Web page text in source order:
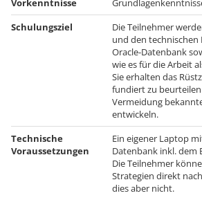
Vorkenntnisse
Schulungsziel
Die Teilnehmer
und den
Oracle-Datenbank
wie es für die Arbeit
Sie erhalten das
fundiert zu
Vermeidung
entwickeln.
Technische
Voraussetzungen
Ein eigener Laptop
Datenbank inkl. dem
Die Teilnehmer
Strategien direkt
dies aber nicht.